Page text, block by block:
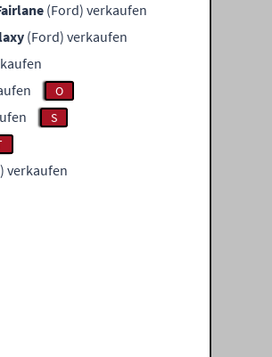
(Ford) verkaufen
(Ford) verkaufen
O
S
verkaufen